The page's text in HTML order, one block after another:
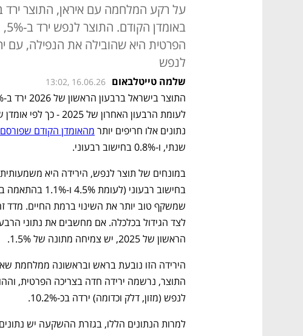
לנפש
שלמה טייטלבאום 13:02, 16.06.26
נתונים אלו חריפים יותר מהאומדן הקודם שפורסם
שנתי, ו-0.8% בחישוב רבעוני.
הראשון של 2025, יש צמיחה מתונה של 1.5%.
לנפש (מזון, דלק וכדומה) ירדה בכ-10.2%.